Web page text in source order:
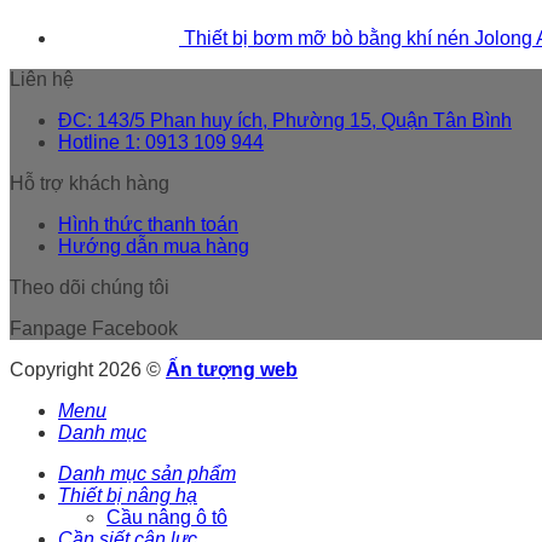
Thiết bị bơm mỡ bò bằng khí nén Jolong
Liên hệ
ĐC: 143/5 Phan huy ích, Phường 15, Quận Tân Bình
Hotline 1: 0913 109 944
Hỗ trợ khách hàng
Hình thức thanh toán
Hướng dẫn mua hàng
Theo dõi chúng tôi
Fanpage Facebook
Copyright 2026 © Ấn tượng web
Menu
Danh mục
Danh mục sản phẩm
Thiết bị nâng hạ
Cầu nâng ô tô